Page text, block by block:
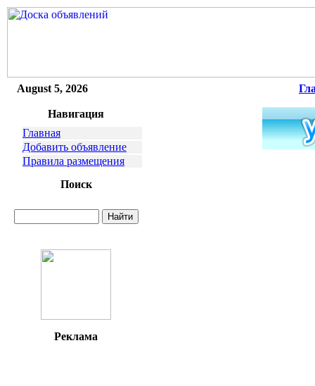
August 5, 2026
Навигация
Главная
Добавить объявление
Правила размещения
Поиск
Реклама